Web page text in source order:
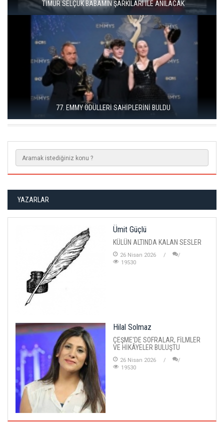
İSTANBUL COMICS AND ART FESTIVAL YOUTH ÜSKÜDAR'DA
DÜZCE KONURALP ULUSLARARASI FILM FESTIVALI ÖDÜLLERI
SAHIPLERINI BULDU
YAZARLAR
Ümit Güçlü
KÜLÜN ALTINDA KALAN SESLER
26 Nisan 2026
19530
Hilal Solmaz
ÇEŞME'DE SOFRALAR, FİLMLER
VE HİKÂYELER BULUŞTU
26 Nisan 2026
19530